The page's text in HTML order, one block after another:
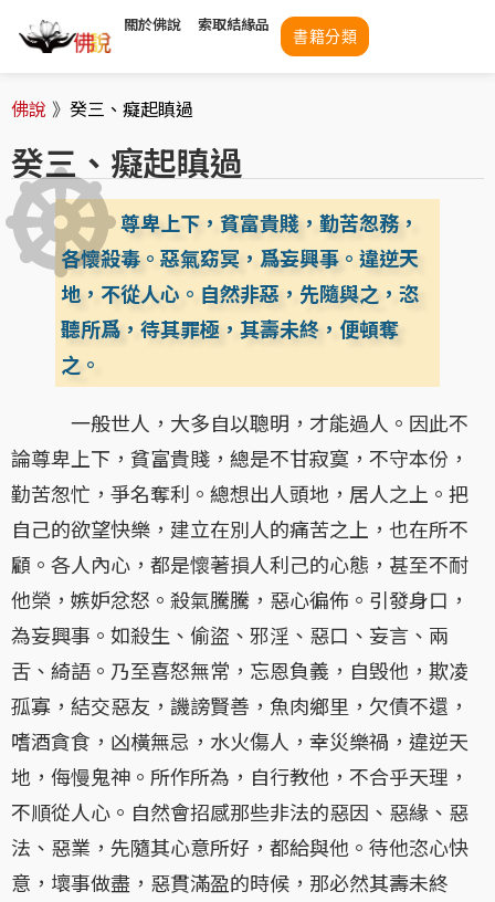
關於佛說 索取結緣品
書籍分類
佛說 》 癸三、癡起瞋過
癸三、癡起瞋過
尊卑上下，貧富貴賤，勤苦怱務，
各懷殺毒。惡氣窈冥，爲妄興事。違逆天
地，不從人心。自然非惡，先隨與之，恣
聽所爲，待其罪極，其壽未終，便頓奪
之。
一般世人，大多自以聰明，才能過人。因此不
論尊卑上下，貧富貴賤，總是不甘寂寞，不守本份，
勤苦怱忙，爭名奪利。總想出人頭地，居人之上。把
自己的欲望快樂，建立在別人的痛苦之上，也在所不
顧。各人內心，都是懷著損人利己的心態，甚至不耐
他榮，嫉妒忿怒。殺氣騰騰，惡心徧佈。引發身口，
為妄興事。如殺生、偷盜、邪淫、惡口、妄言、兩
舌、綺語。乃至喜怒無常，忘恩負義，自毁他，欺凌
孤寡，結交惡友，譏謗賢善，魚肉鄉里，欠債不還，
嗜酒貪食，凶橫無忌，水火傷人，幸災樂禍，違逆天
地，侮慢鬼神。所作所為，自行教他，不合乎天理，
不順從人心。自然會招感那些非法的惡因、惡緣、惡
法、惡業，先隨其心意所好，都給與他。待他恣心快
意，壞事做盡，惡貫滿盈的時候，那必然其壽未終